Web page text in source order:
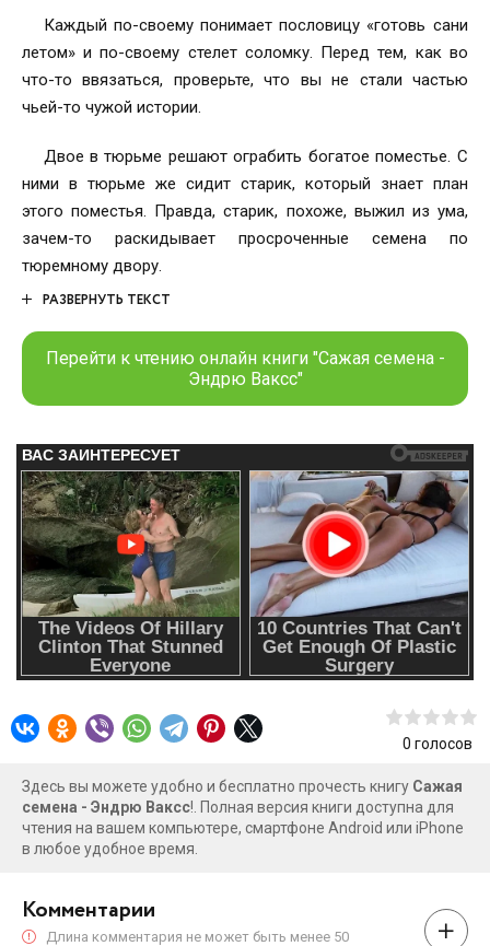
Каждый по-своему понимает пословицу «готовь сани
летом» и по-своему стелет соломку. Перед тем, как во
что-то ввязаться, проверьте, что вы не стали частью
чьей-то чужой истории.
Двое в тюрьме решают ограбить богатое поместье. С
ними в тюрьме же сидит старик, который знает план
этого поместья. Правда, старик, похоже, выжил из ума,
зачем-то раскидывает просроченные семена по
тюремному двору.
РАЗВЕРНУТЬ ТЕКСТ
Перейти к чтению онлайн книги "Сажая семена -
Эндрю Ваксс"
0 голосов
Здесь вы можете удобно и бесплатно прочесть книгу Сажая
семена - Эндрю Ваксс!. Полная версия книги доступна для
чтения на вашем компьютере, смартфоне Android или iPhone
в любое удобное время.
Комментарии
Длина комментария не может быть менее 50